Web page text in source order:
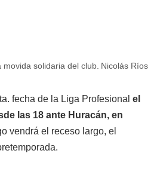
solidaria del club. Nicolás Ríos
fecha de la Liga Profesional el
las 18 ante Huracán, en
vendrá el receso largo, el